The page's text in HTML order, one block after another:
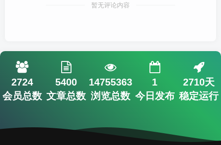
暂无评论内容
2724
会员总数
5400
文章总数
14755363
浏览总数
1
今日发布
2710天
稳定运行